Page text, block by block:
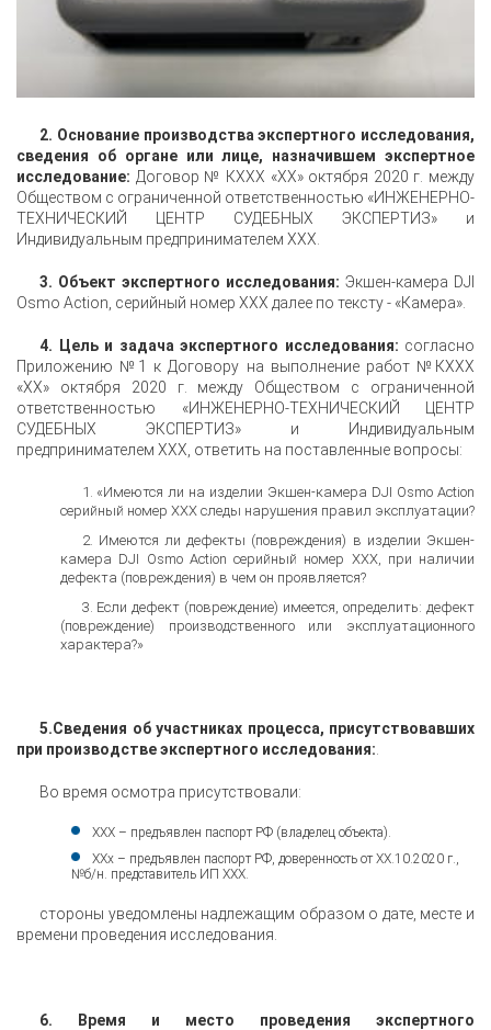
2. Основание производства экспертного исследования,
сведения об органе или лице, назначившем экспертное
исследование: Договор № КXXX «XX» октября 2020 г. между
Обществом с ограниченной ответственностью «ИНЖЕНЕРНО-
ТЕХНИЧЕСКИЙ ЦЕНТР СУДЕБНЫХ ЭКСПЕРТИЗ» и
Индивидуальным предпринимателем XXX.
3. Объект экспертного исследования: Экшен-камера DJI
Osmo Action, серийный номер XXX далее по тексту - «Камера».
4. Цель и задача экспертного исследования: согласно
Приложению №1 к Договору на выполнение работ №КXXX
«XX» октября 2020 г. между Обществом с ограниченной
ответственностью «ИНЖЕНЕРНО-ТЕХНИЧЕСКИЙ ЦЕНТР
СУДЕБНЫХ ЭКСПЕРТИЗ» и Индивидуальным
предпринимателем XXX, ответить на поставленные вопросы:
«Имеются ли на изделии Экшен-камера DJI Osmo Action
серийный номер XXX следы нарушения правил эксплуатации?
Имеются ли дефекты (повреждения) в изделии Экшен-
камера DJI Osmo Action серийный номер XXX, при наличии
дефекта (повреждения) в чем он проявляется?
Если дефект (повреждение) имеется, определить: дефект
(повреждение) производственного или эксплуатационного
характера?»
5.Сведения об участниках процесса, присутствовавших
при производстве экспертного исследования:
Во время осмотра присутствовали:
XXX – предъявлен паспорт РФ (владелец объекта).
XXx – предъявлен паспорт РФ, доверенность от XX.10.2020 г.,
№б/н. представитель ИП XXX.
стороны уведомлены надлежащим образом о дате, месте и
времени проведения исследования.
6. Время и место проведения экспертного